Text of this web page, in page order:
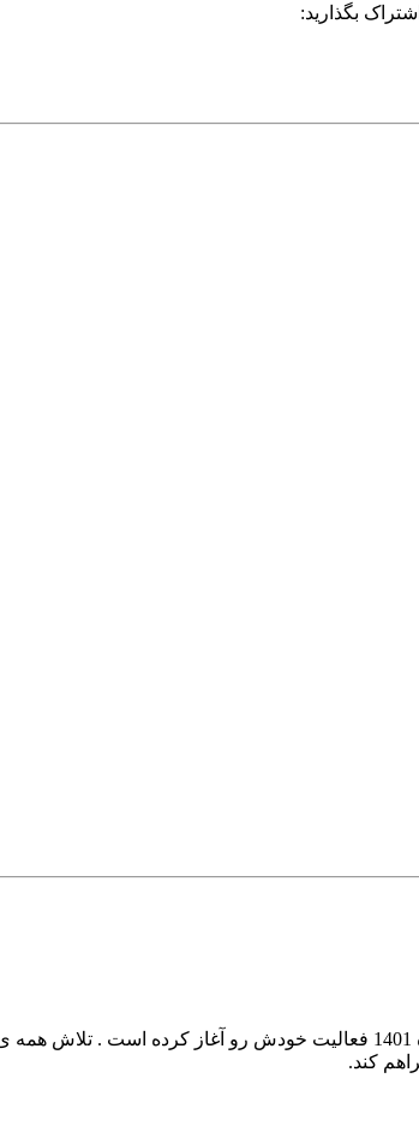
بگذارید:
مگ فود در آذر ماه 1400 ایجاد شده و در مهرماه 1401 فعالیت
کند.